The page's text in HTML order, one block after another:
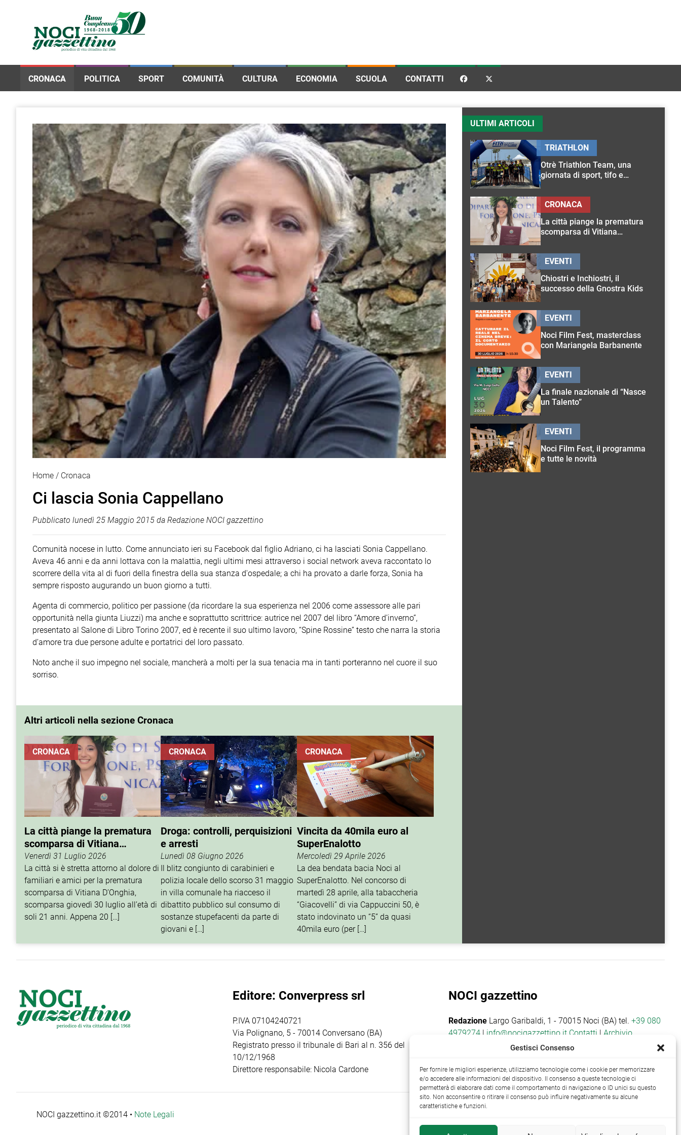
CRONACA POLITICA SPORT COMUNITÀ CULTURA ECONOMIA SCUOLA CONTATTI  
Home Cronaca
Ci lascia Sonia Cappellano
Pubblicato lunedì 25 Maggio 2015 da Redazione NOCI gazzettino
Comunità nocese in lutto. Come annunciato ieri su Facebook dal figlio Adriano, ci ha lasciati Sonia Cappellano.
Aveva 46 anni e da anni lottava con la malattia, negli ultimi mesi attraverso i social network aveva raccontato lo
scorrere della vita al di fuori della finestra della sua stanza d'ospedale; a chi ha provato a darle forza, Sonia ha
sempre risposto augurando un buon giorno a tutti.
Agenta di commercio, politico per passione (da ricordare la sua esperienza nel 2006 come assessore alle pari
opportunità nella giunta Liuzzi) ma anche e soprattutto scrittrice: autrice nel 2007 del libro “Amore d’inverno”,
presentato al Salone di Libro Torino 2007, ed è recente il suo ultimo lavoro, “Spine Rossine” testo che narra la storia
d’amore tra due persone adulte e portatrici del loro passato.
Noto anche il suo impegno nel sociale, mancherà a molti per la sua tenacia ma in tanti porteranno nel cuore il suo
sorriso.
Altri articoli nella sezione Cronaca
CRONACA
La città piange la prematura
scomparsa di Vitiana
D’Onghia
Venerdì 31 Luglio 2026
La città si è stretta attorno al dolore di
familiari e amici per la prematura
scomparsa di Vitiana D’Onghia,
scomparsa giovedì 30 luglio all’età di
soli 21 anni. Appena 20 […]
CRONACA
Droga: controlli, perquisizioni
e arresti
Lunedì 08 Giugno 2026
Il blitz congiunto di carabinieri e
polizia locale dello scorso 31 maggio
in villa comunale ha riacceso il
dibattito pubblico sul consumo di
sostanze stupefacenti da parte di
giovani e […]
CRONACA
Vincita da 40mila euro al
SuperEnalotto
Mercoledì 29 Aprile 2026
La dea bendata bacia Noci al
SuperEnalotto. Nel concorso di
martedì 28 aprile, alla tabaccheria
“Giacovelli” di via Cappuccini 50, è
stato indovinato un “5” da quasi
40mila euro (per […]
ULTIMI ARTICOLI
Otrè Triathlon Team, una
giornata di sport, tifo e
TRIATHLON
La città piange la prematura
scomparsa di Vitiana
CRONACA
Chiostri e Inchiostri, il
successo della Gnostra Kids
EVENTI
Noci Film Fest, masterclass
con Mariangela Barbanente
EVENTI
La finale nazionale di “Nasce
un Talento”
EVENTI
Noci Film Fest, il programma
e tutte le novità
EVENTI
Editore: Converpress srl
P.IVA 07104240721
Via Polignano, 5 - 70014 Conversano (BA)
Registrato presso il tribunale di Bari al n. 356 del
10/12/1968
Direttore responsabile: Nicola Cardone
NOCI gazzettino
Redazione Largo Garibaldi, 1 - 70015 Noci (BA) tel.+39 080
4979274 | info@nocigazzettino.it Contatti | Archivio
NOCI gazzettino.it ©2014 • Note Legali
Gestisci Consenso
Per fornire le migliori esperienze, utilizziamo tecnologie come i cookie per memorizzare
e/o accedere alle informazioni del dispositivo. Il consenso a queste tecnologie ci
permetterà di elaborare dati come il comportamento di navigazione o ID unici su questo
sito. Non acconsentire o ritirare il consenso può influire negativamente su alcune
caratteristiche e funzioni.